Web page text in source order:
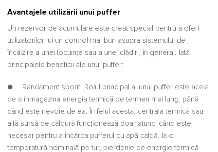
Avantajele utilizării unui puffer
Un rezervor de acumulare este creat special pentru a oferi
utilizatorilor lui un control mai bun asupra sistemului de
încălzire a unei locuinţe sau a unei clădiri, în general. Iată
principalele beneficii ale unui puffer:
● Randament sporit. Rolul principal al unui puffer este acela
de a înmagazina energia termică pe termen mai lung, până
când este nevoie de ea. În felul acesta, centrala termică sau
altă sursă de căldură funcţionează doar atunci când este
necesar pentru a încărca pufferul cu apă caldă, la o
temperatură nominală pe tur, pierderile de energie termică